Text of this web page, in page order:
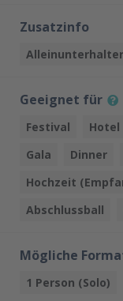
Zusatzinfo
Alleinunterhalter
Geeignet für
Festival Hotel
Gala
Dinner
Hochzeit
Abschlussball
Mögliche
1 Person (Solo)